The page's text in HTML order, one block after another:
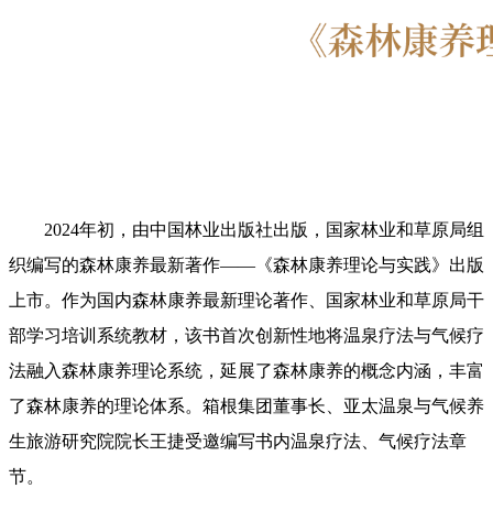
2024年初，由中国林业出版社出版，国家林业和草原局组
织编写的森林康养最新著作——《森林康养理论与实践》出版
上市。作为国内森林康养最新理论著作、国家林业和草原局干
部学习培训系统教材，该书首次创新性地将温泉疗法与气候疗
法融入森林康养理论系统，延展了森林康养的概念内涵，丰富
了森林康养的理论体系。箱根集团董事长、亚太温泉与气候养
生旅游研究院院长王捷受邀编写书内温泉疗法、气候疗法章
节。